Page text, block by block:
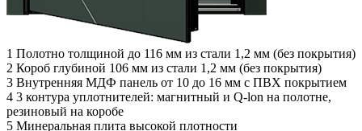
1 Полотно толщиной до 116 мм из стали 1,2 мм (без покрытия)
2 Короб глубиной 106 мм из стали 1,2 мм (без покрытия)
3 Внутренняя МДФ панель от 10 до 16 мм с ПВХ покрытием
4 3 контура уплотнителей: магнитный и Q-lon на полотне,
резиновый на коробе
5 Минеральная плита высокой плотности